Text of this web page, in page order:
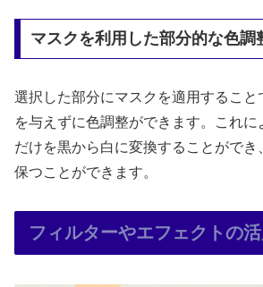
マスクを利用した部分的な色調
選択した部分にマスクを適用すること
を与えずに色調整ができます。これ
だけを黒から白に変換することができ
保つことができます。
フィルターやエフェクトの活